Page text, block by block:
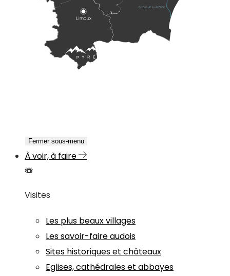
Fermer sous-menu
À voir, à faire
Visites
Les plus beaux villages
Les savoir-faire audois
Sites historiques et châteaux
Eglises, cathédrales et abbayes